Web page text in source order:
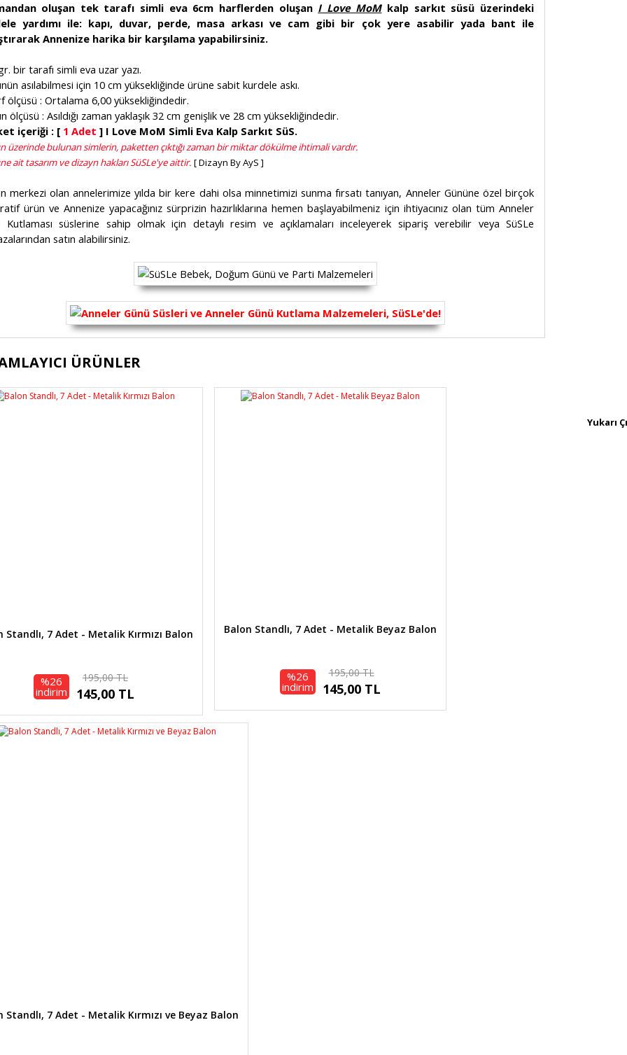
oluşan tek tarafı simli eva 6cm harflerden oluşan I Love MoMkalp sarkıt süsü üzerindeki
yardımı ile: kapı, duvar, perde, masa arkası ve cam gibi bir çok yere asabilir yada bant ile
Annenize harika bir karşılama yapabilirsiniz.
bir tarafı simli eva uzar yazı.
asılabilmesi için 10 cm yüksekliğinde ürüne sabit kurdele askı.
ölçüsü : Ortalama 6,00 yüksekliğindedir.
ölçüsü : Asıldığı zaman yaklaşık 32 cm genişlik ve 28 cm yüksekliğindedir.
içeriği : [ 1 Adet ] I Love MoM Simli Eva Kalp Sarkıt SüS.
üzerinde bulunan simlerin, paketten çıktığı zaman bir miktar dökülme ihtimali vardır.
ait tasarım ve dizayn hakları SüSLe'ye aittir. [ Dizayn By AyS ]
merkezi olan annelerimize yılda bir kere dahi olsa minnetimizi sunma fırsatı tanıyan, Anneler Gününe özel birçok
ürün ve Annenize yapacağınız sürprizin hazırlıklarına hemen başlayabilmeniz için ihtiyacınız olan tüm Anneler
Kutlaması süslerine sahip olmak için detaylı resim ve açıklamaları inceleyerek sipariş verebilir veya SüSLe
satın alabilirsiniz.
ürünün fiyat bilgisi, resim, ürün açıklamalarında ve diğer konularda yetersiz gördüğünüz noktaları öneri formunu
tarafımıza iletebilirsiniz.
ÜRÜNLER
Standlı, 7 Adet - Metalik Kırmızı Balon
%26
indirim
195,00 TL
145,00 TL
Balon Standlı, 7 Adet - Metalik Beyaz Balon
%26
indirim
195,00 TL
145,00 TL
Standlı, 7 Adet - Metalik Kırmızı ve Beyaz Balon
Yukarı